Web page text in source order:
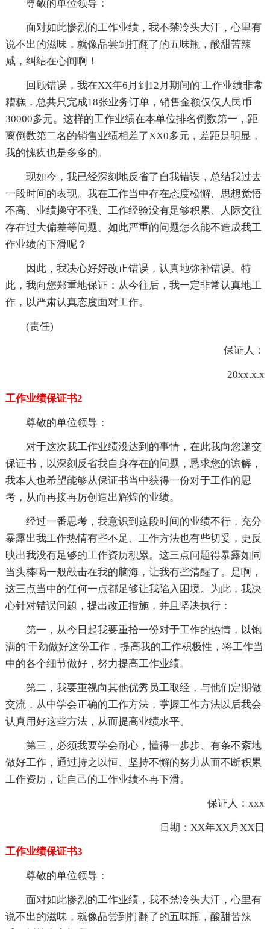
尊敬的单位领导：
面对如此惨烈的工作业绩，我不禁冷头大汗，心里有
说不出的滋味，就像品尝到打翻了的五味瓶，酸甜苦辣
咸，纠结在心间啊！
回顾错误，我在XX年6月到12月期间的'工作业绩非常
糟糕，总共只完成18张业务订单，销售金额仅仅人民币
30000多元。这样的工作业绩在本单位排名倒数第一，距
离倒数第二名的销售业绩相差了XX0多元，差距是明显，
我的愧疚也是多多的。
现如今，我已经深刻地反省了自我错误，总结我过去
一段时间的表现。我在工作当中存在态度松懈、思想觉悟
不高、业绩操守不强、工作经验没有足够积累、人际交往
存在过大偏差等问题。如此严重的问题怎么能不造成我工
作业绩的下滑呢？
因此，我决心好好改正错误，认真地弥补错误。特
此，我向您郑重地保证：从今往后，我一定非常认真地工
作，以严肃认真态度面对工作。
(责任)
保证人：
20xx.x.x
工作业绩保证书2
尊敬的单位领导：
对于这次我工作业绩没达到的事情，在此我向您递交
保证书，以深刻反省我自身存在的问题，恳求您的谅解，
我本人也希望能够从保证书当中获得一份对于工作的思
考，从而再接再厉创造出辉煌的业绩。
经过一番思考，我意识到这段时间的业绩不行，充分
暴露出我工作热情有些不足、工作方法也有些切妥，更反
映出我没有足够的工作资历积累。这三点问题得暴露如同
当头棒喝一般敲击在我的脑海，让我有些清醒了。是啊，
这三点当中的任何一点都足够让我陷入困境。为此，我决
心针对错误问题，提出改正措施，并且坚决执行：
第一，从今日起我要重拾一份对于工作的热情，以饱
满的'干劲做好这份工作，提高我的工作积极性，将工作当
中的各个细节做好，努力提高工作业绩。
第二，我要重视向其他优秀员工取经，与他们定期做
交流，从中学会正确的工作方法，掌握工作方法以后我会
认真用好这些方法，从而提高业绩水平。
第三，必须我要学会耐心，懂得一步步、有条不紊地
做好工作，通过持之以恒、坚持不懈的努力从而不断积累
工作资历，让自己的工作业绩不再下滑。
保证人：xxx
日期：XX年XX月XX日
工作业绩保证书3
尊敬的单位领导：
面对如此惨烈的工作业绩，我不禁冷头大汗，心里有
说不出的滋味，就像品尝到打翻了的五味瓶，酸甜苦辣